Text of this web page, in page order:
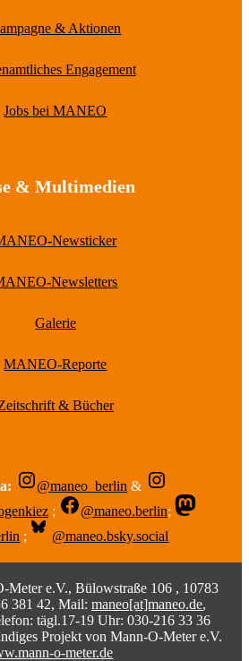
& Aktionen
Engagement
Jobs bei MANEO
& Multimedien
Newsticker
Newsletters
Galerie
MANEO-Reporte
& Bücher
@maneo_berlin &
; @maneo.berlin;
; @maneo.bsky.social
e.V., Bülowstraße 106 , 10783
381 42, Mail:maneo[at]maneo.de,
tägl.17-19 Uhr: 030-216 33 36
Projekt von Mann-O-Meter e.V.
o-meter.de